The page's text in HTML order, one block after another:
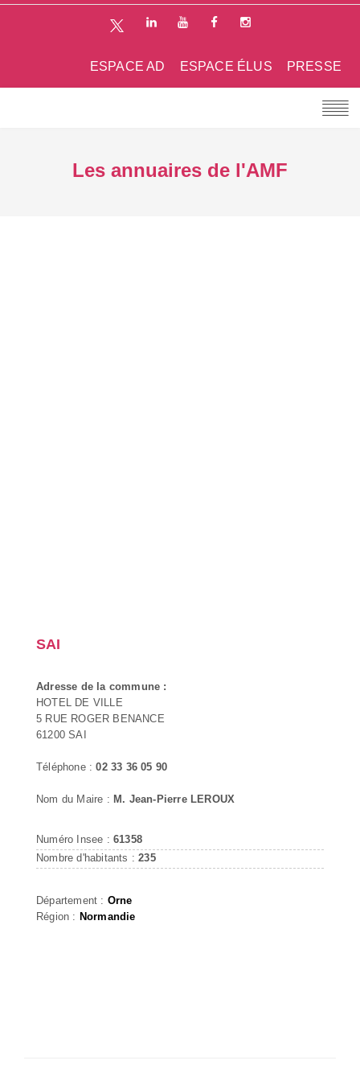
PRESSE
ESPACE ÉLUS
ESPACE AD
Les annuaires de l'AMF
SAI
Adresse de la commune :
HOTEL DE VILLE
5 RUE ROGER BENANCE
61200 SAI
Téléphone :02 33 36 05 90
Nom du Maire : M. Jean-Pierre LEROUX
Numéro Insee : 61358
Nombre d'habitants :235
Département : Orne
Région : Normandie